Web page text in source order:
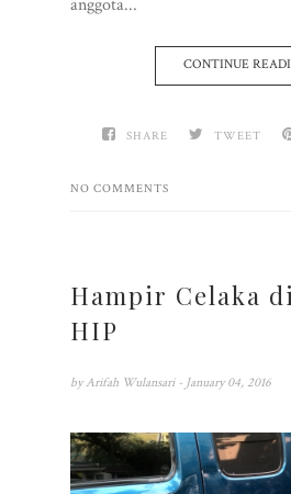
anggota...
CONTINUE
SHARE TWEET
NO COMMENTS
Hampir Celaka
HIP
by Arifah Wulansari - January 04, 2016